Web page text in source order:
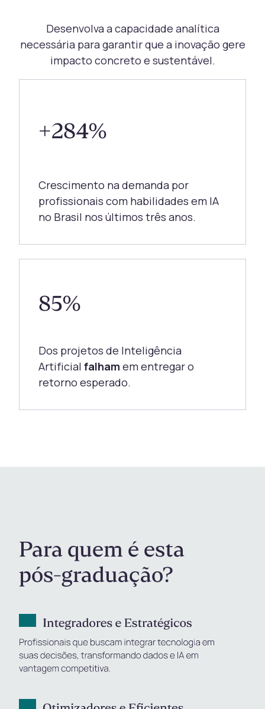
Desenvolva a capacidade analítica
necessária para garantir que a inovação gere
impacto concreto e sustentável.
+284%
Crescimento na demanda por
profissionais com habilidades em IA
no Brasil nos últimos três anos.
85%
Dos projetos de Inteligência
Artificial falham em entregar o
retorno esperado.
Para quem é esta
pós-graduação?